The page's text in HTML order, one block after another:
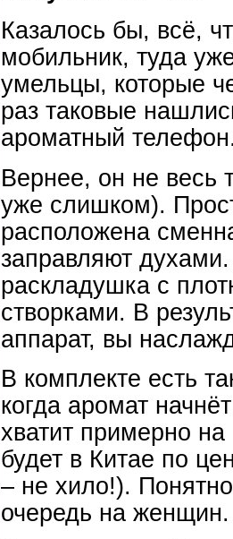
Казалось бы, всё,
мобильник, туда
умельцы, которые
раз таковые
ароматный
Вернее, он не весь
уже слишком).
расположена
заправляют
раскладушка с
створками. В
аппарат, вы
В комплекте есть
когда аромат
хватит примерно
будет в Китае по
– не хило!).
очередь на женщин.